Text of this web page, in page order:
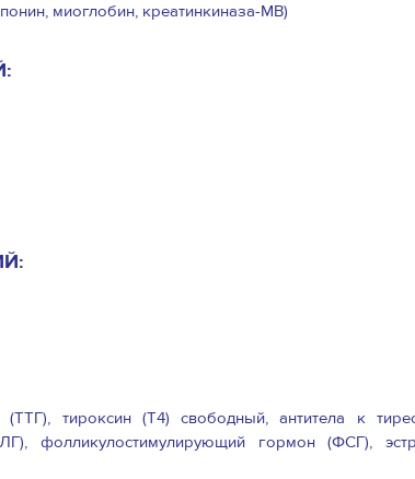
миоглобин, креатинкиназа-МВ)
тироксин (Т4) свободный, антитела к
фолликулостимулирующий гормон (ФСГ),